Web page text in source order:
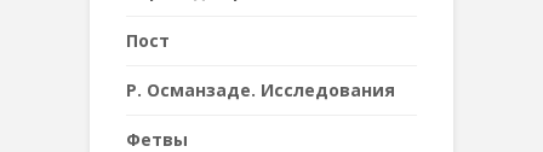
Пост
Р. Османзаде. Исследования
Фетвы